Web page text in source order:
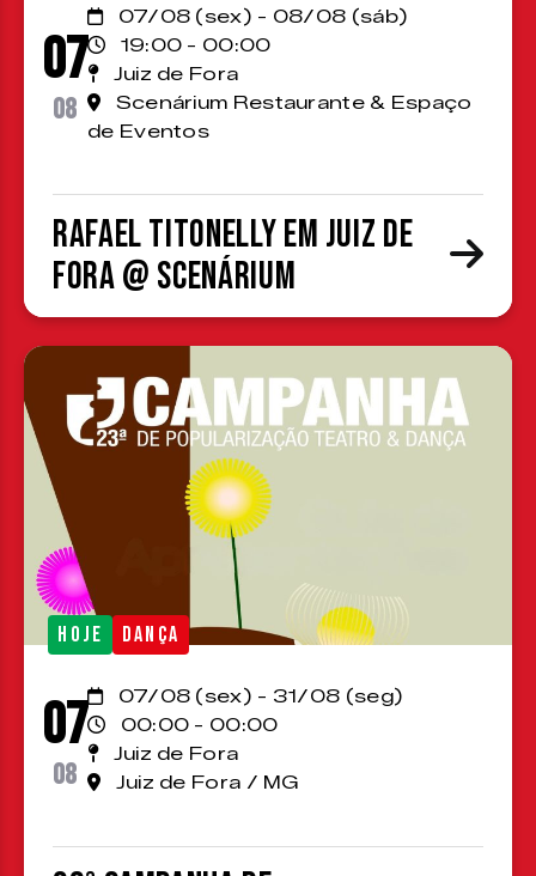
07
08
07/08 (sex) - 08/08 (sáb)
19:00 - 00:00
Juiz de Fora
Scenárium Restaurante & Espaço
de Eventos
Rafael Titonelly em Juiz de
Fora @ Scenárium
HOJE DANÇA
07
08
07/08 (sex) - 31/08 (seg)
00:00 - 00:00
Juiz de Fora
Juiz de Fora / MG